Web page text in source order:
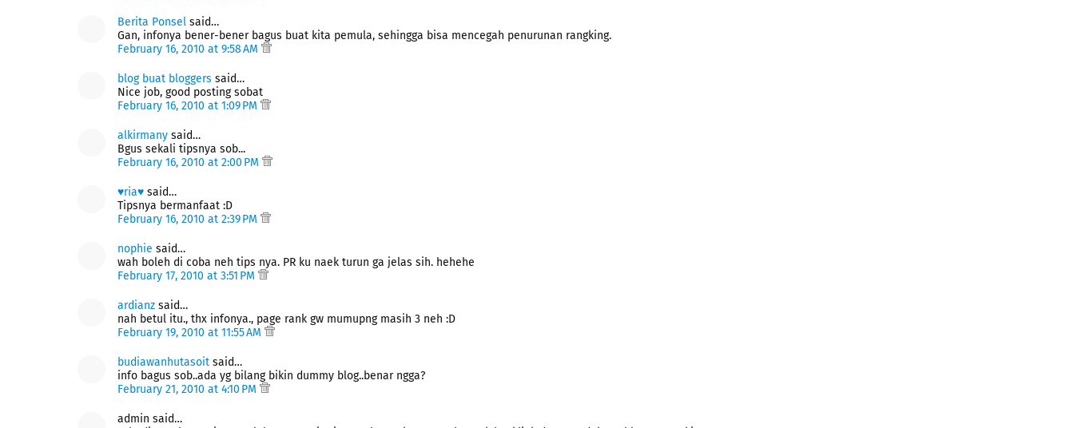
Berita Ponsel said…
Gan, infonya bener-bener bagus buat kita pemula, sehingga bisa mencegah penurunan rangking.
February 16, 2010 at 9:58 AM
blog buat bloggers said…
Nice job, good posting sobat
February 16, 2010 at 1:09 PM
alkirmany said…
Bgus sekali tipsnya sob...
February 16, 2010 at 2:00 PM
♥ria♥ said…
Tipsnya bermanfaat :D
February 16, 2010 at 2:39 PM
nophie said…
wah boleh di coba neh tips nya. PR ku naek turun ga jelas sih. hehehe
February 17, 2010 at 3:51 PM
ardianz said…
nah betul itu., thx infonya., page rank gw mumupng masih 3 neh :D
February 19, 2010 at 11:55 AM
budiawanhutasoit said…
info bagus sob..ada yg bilang bikin dummy blog..benar ngga?
February 21, 2010 at 4:10 PM
admin said…